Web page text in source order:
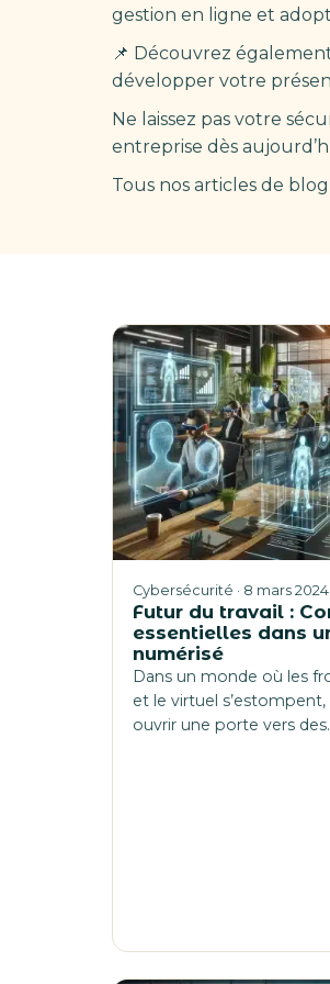
gestion en ligne et
📌 Découvrez
développer votre
Ne laissez pas votre
entreprise dès
Tous nos articles de
Cybersécurité · 8 mars 2024
Futur du travail :
essentielles dans
numérisé
Dans un monde où les
et le virtuel
ouvrir une porte vers